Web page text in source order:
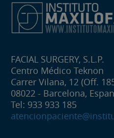
FACIAL SURGERY, S.L.P.
Centro Médico Teknon
Carrer Vilana, 12 (Off.
08022 - Barcelona,
Tel: 933 933 185